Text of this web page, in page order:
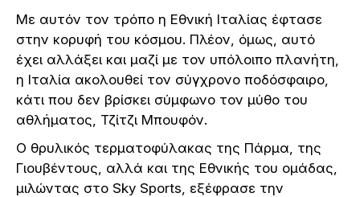
Με αυτόν τον τρόπο η Εθνική Ιταλίας έφτασε
στην κορυφή του κόσμου. Πλέον, όμως, αυτό
έχει αλλάξει και μαζί με τον υπόλοιπο πλανήτη,
η Ιταλία ακολουθεί τον σύγχρονο ποδόσφαιρο,
κάτι που δεν βρίσκει σύμφωνο τον μύθο του
αθλήματος, Τζίτζι Μπουφόν.
Ο θρυλικός τερματοφύλακας της Πάρμα, της
Γιουβέντους, αλλά και της Εθνικής του ομάδας,
μιλώντας στο Sky Sports, εξέφρασε την